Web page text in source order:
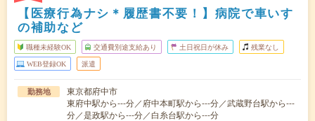
【医療行為ナシ＊履歴書不要！】病院で車いす
の補助など
職種未経験OK 交通費別途支給あり 土日祝日が休み 残業なし
WEB登録OK 派遣
勤務地
東京都府中市
東府中駅から---分／府中本町駅から---分／武蔵野台駅から---
分／是政駅から---分／白糸台駅から---分